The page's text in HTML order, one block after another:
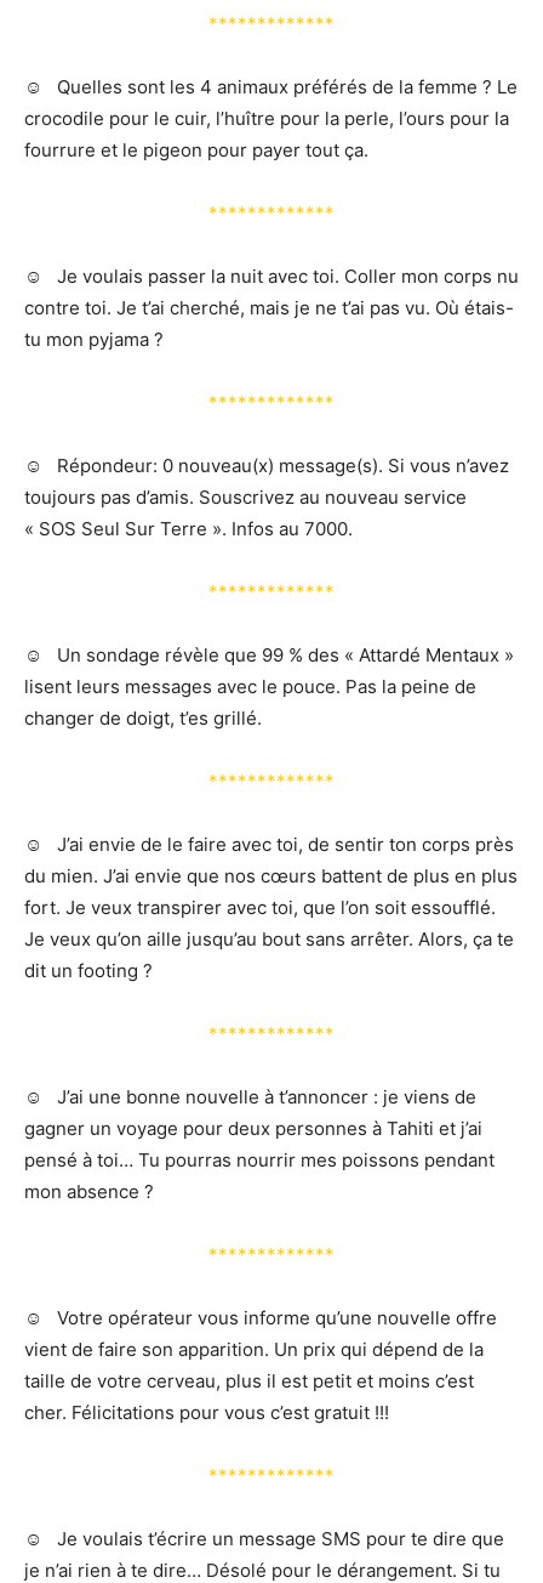
*************
☺️ Quelles sont les 4 animaux préférés de la femme ? Le
crocodile pour le cuir, l’huître pour la perle, l’ours pour la
fourrure et le pigeon pour payer tout ça.
*************
☺️ Je voulais passer la nuit avec toi. Coller mon corps nu
contre toi. Je t’ai cherché, mais je ne t’ai pas vu. Où étais-
tu mon pyjama ?
*************
☺️ Répondeur: 0 nouveau(x) message(s). Si vous n’avez
toujours pas d’amis. Souscrivez au nouveau service
« SOS Seul Sur Terre ». Infos au 7000.
*************
☺️ Un sondage révèle que 99 % des « Attardé Mentaux »
lisent leurs messages avec le pouce. Pas la peine de
changer de doigt, t’es grillé.
*************
☺️ J’ai envie de le faire avec toi, de sentir ton corps près
du mien. J’ai envie que nos cœurs battent de plus en plus
fort. Je veux transpirer avec toi, que l’on soit essoufflé.
Je veux qu’on aille jusqu’au bout sans arrêter. Alors, ça te
dit un footing ?
*************
☺️ J’ai une bonne nouvelle à t’annoncer : je viens de
gagner un voyage pour deux personnes à Tahiti et j’ai
pensé à toi… Tu pourras nourrir mes poissons pendant
mon absence ?
*************
☺️ Votre opérateur vous informe qu’une nouvelle offre
vient de faire son apparition. Un prix qui dépend de la
taille de votre cerveau, plus il est petit et moins c’est
cher. Félicitations pour vous c’est gratuit !!!
*************
☺️ Je voulais t’écrire un message SMS pour te dire que
je n’ai rien à te dire… Désolé pour le dérangement. Si tu